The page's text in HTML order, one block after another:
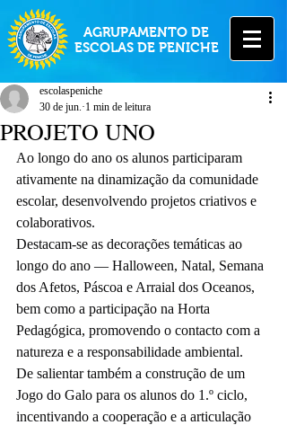
AGRUPAMENTO DE
ESCOLAS DE PENICHE
PROJETO UNO
escolaspeniche
30 de jun. 1 min de leitura
Ao longo do ano os alunos participaram
ativamente na dinamização da comunidade
escolar, desenvolvendo projetos criativos e
colaborativos.
Destacam-se as decorações temáticas ao
longo do ano — Halloween, Natal, Semana
dos Afetos, Páscoa e Arraial dos Oceanos,
bem como a participação na Horta
Pedagógica, promovendo o contacto com a
natureza e a responsabilidade ambiental.
De salientar também a construção de um
Jogo do Galo para os alunos do 1.º ciclo,
incentivando a cooperação e a articulação